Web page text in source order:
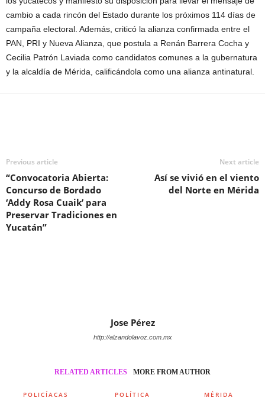
cambio a cada rincón del Estado durante los próximos 114 días de
campaña electoral. Además, criticó la alianza confirmada entre el
PAN, PRI y Nueva Alianza, que postula a Renán Barrera Cocha y
Cecilia Patrón Laviada como candidatos comunes a la gubernatura
y la alcaldía de Mérida, calificándola como una alianza antinatural.
Previous article
“Convocatoria Abierta:
Concurso de Bordado
‘Addy Rosa Cuaik’ para
Preservar Tradiciones en
Yucatán”
Next article
Así se vivió en el viento
del Norte en Mérida
Jose Pérez
http://alzandolavoz.com.mx
RELATED ARTICLES MORE FROM AUTHOR
POLICÍACAS POLÍTICA MÉRIDA